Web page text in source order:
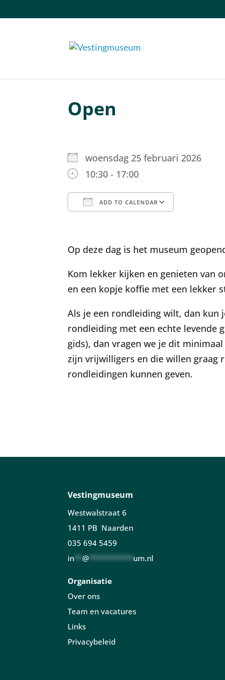
Open
woensdag 25 februari 2026
10:30 - 17:00
ADD TO CALENDAR
Op deze dag is het museum
Kom lekker kijken en genieten van
en een kopje koffie met een lekker
Als je een rondleiding wilt, dan kun
rondleiding met een echte levende
gids), dan vragen we je dit
zijn vrijwilligers en die willen graag
rondleidingen kunnen geven.
Vestingmuseum
Westwalstraat 6
1411 PB Naarden
035 694 5459
in **@ *********** um.nl
Organisatie
Over ons
Team en vacatures
Links
Privacybeleid